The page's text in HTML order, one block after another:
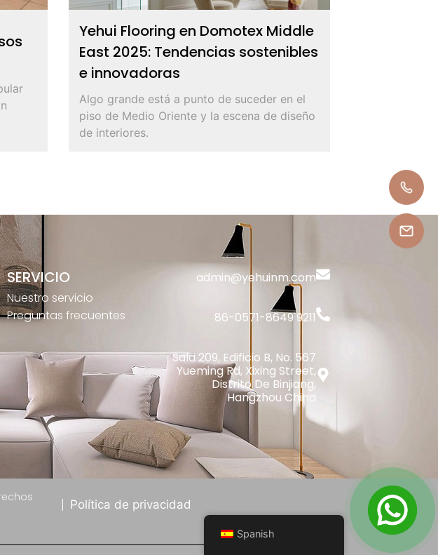
Yehui Flooring en Domotex Middle
East 2025: Tendencias sostenibles
e innovadoras
Algo grande está a punto de suceder en el
piso de Medio Oriente y la escena de diseño
de interiores.
SERVICIO
Nuestro servicio
Preguntas frecuentes
admin@yehuinm.com
86-0571-8649 9211
Sala 209, Edificio B, No. 567
Yueming Rd, Xixing Street,
Distrito De Binjiang,
Hangzhou China
Política de privacidad
Spanish